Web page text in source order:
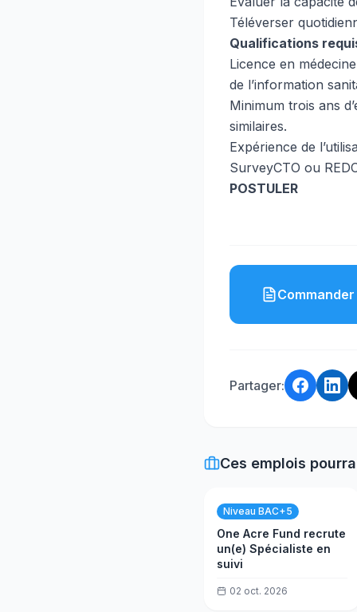
Téléverser
Qualifications
Licence en
de l’information
Minimum trois ans
similaires.
Expérience de
SurveyCTO ou
POSTULER
Partager:
Ces emplois
Niveau BAC+5
One Acre Fund recrute
un(e) Spécialiste en
suivi
02 oct. 2026